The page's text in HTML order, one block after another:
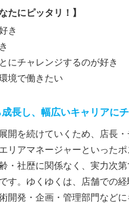
たにピッタリ！】
き
にチャレンジするのが好き
境で働きたい
長し、幅広いキャリアに
開を続けていくため、店長
リアマネージャーといった
・社歴に関係なく、実力次
す。ゆくゆくは、店舗での
開発・企画・管理部門など